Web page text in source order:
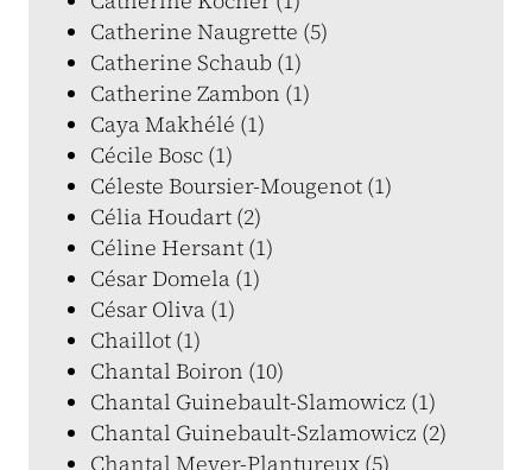
Catherine Naugrette (5)
Catherine Schaub (1)
Catherine Zambon (1)
Caya Makhélé (1)
Cécile Bosc (1)
Céleste Boursier-Mougenot (1)
Célia Houdart (2)
Céline Hersant (1)
César Domela (1)
César Oliva (1)
Chaillot (1)
Chantal Boiron (10)
Chantal Guinebault-Slamowicz (1)
Chantal Guinebault-Szlamowicz (2)
Chantal Meyer-Plantureux (5)